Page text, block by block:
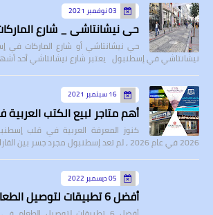
03 نوفمبر 2021
حي نيشانتاشي _ شارع
حي نيشانتاشي أو شارع الماركات
نيشانتاشي في إسطنبول يعتبر شارع نيشانتاشي أحد
16 سبتمبر 2021
أهم متاجر لبيع الكتب العربية
كنوز المعرفة العربية في قلب
2026 في عام 2026 ، لم تعد إسطنبول مجرد جسر بين القارات، بل تحو…
05 ديسمبر 2022
أفضل 6 تطبيقات لتوصيل الطعام في تركيا